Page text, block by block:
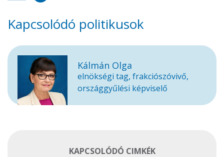
Kapcsolódó politikusok
Kálmán Olga
elnökségi tag, frakciószóvivő,
országgyűlési képviselő
KAPCSOLÓDÓ CIMKÉK